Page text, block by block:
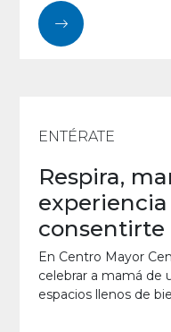
ENTÉRATE
Respira,
consentirte
En Centro Mayor
celebrar a mamá de
espacios llenos de